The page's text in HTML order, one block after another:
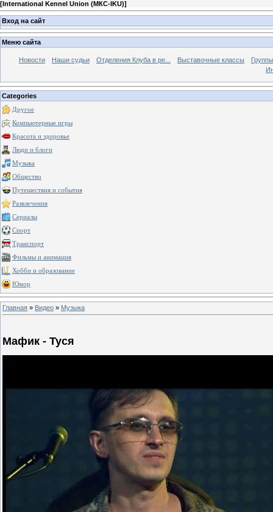
[International Kennel Union (МКС-IKU)]
Вход на сайт
Меню сайта
Новости Наши судьи Отделения Клуба в ре... Выставочные классы
Categories
Другое
Компьютерные игры
Красота и здоровье
Люди и блоги
Музыка
Общество
Путешествия и события
Развлечения
Сериалы
Спорт
Транспорт
Фильмы и анимация
Хобби и образование
Юмор
Главная » Видео » Музыка
Мафик - Туся